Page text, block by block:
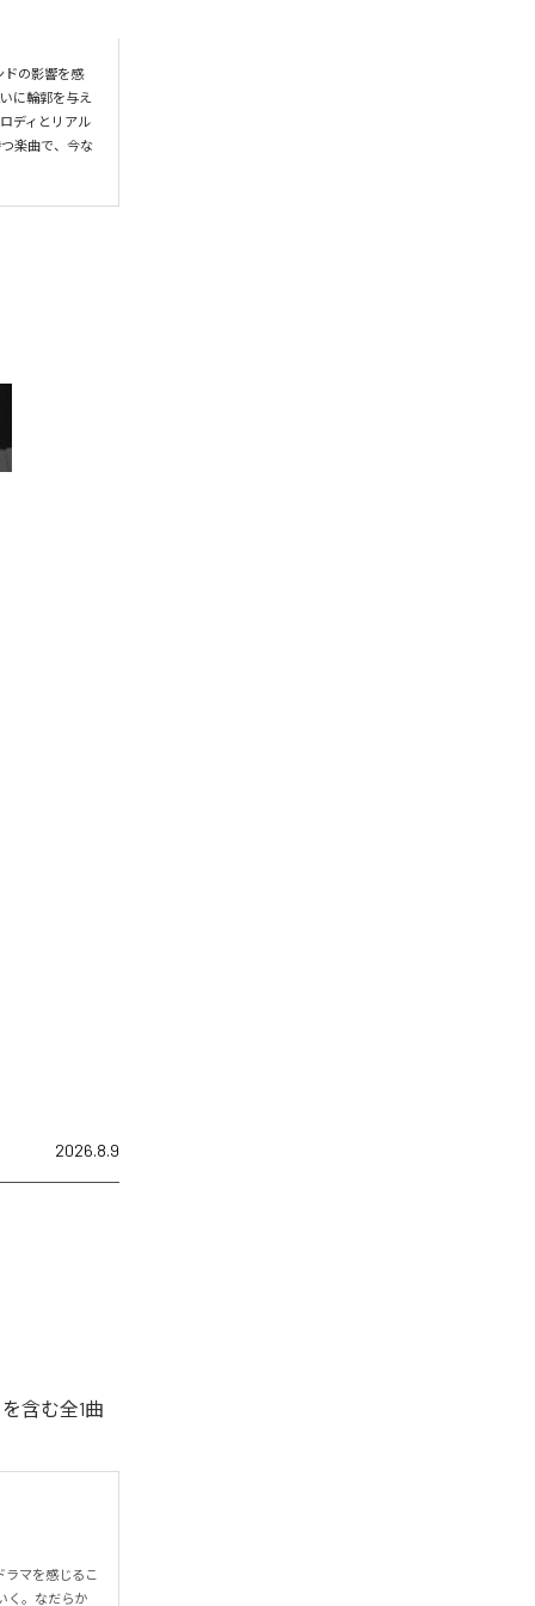
ドの影響を感
に輪郭を与え
ディとリアル
楽曲で、今な
2026.8.9
含む全1曲
ラマを感じるこ
く。なだらか